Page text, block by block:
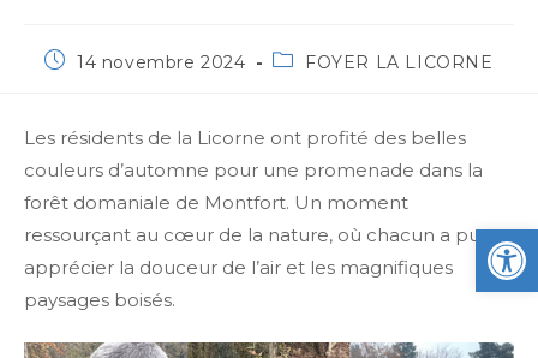
14 novembre 2024 FOYER LA LICORNE
Les résidents de la Licorne ont profité des belles
couleurs d’automne pour une promenade dans la
forêt domaniale de Montfort. Un moment
ressourçant au cœur de la nature, où chacun a pu
apprécier la douceur de l’air et les magnifiques
paysages boisés.